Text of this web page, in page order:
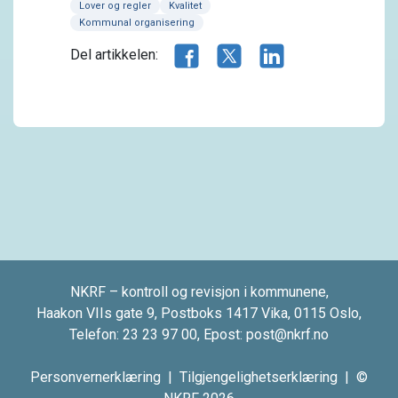
Lover og regler
Kvalitet
Kommunal organisering
Del artikkelen: Del artikkelen på Facebook
Del artikkelen på X.com
NKRF – kontroll og revisjon i kommunene,
Haakon VIIs gate 9, Postboks 1417 Vika, 0115 Oslo,
Telefon: 23 23 97 00, Epost: post@nkrf.no
Personvernerklæring | Tilgjengelighetserklæring | ©